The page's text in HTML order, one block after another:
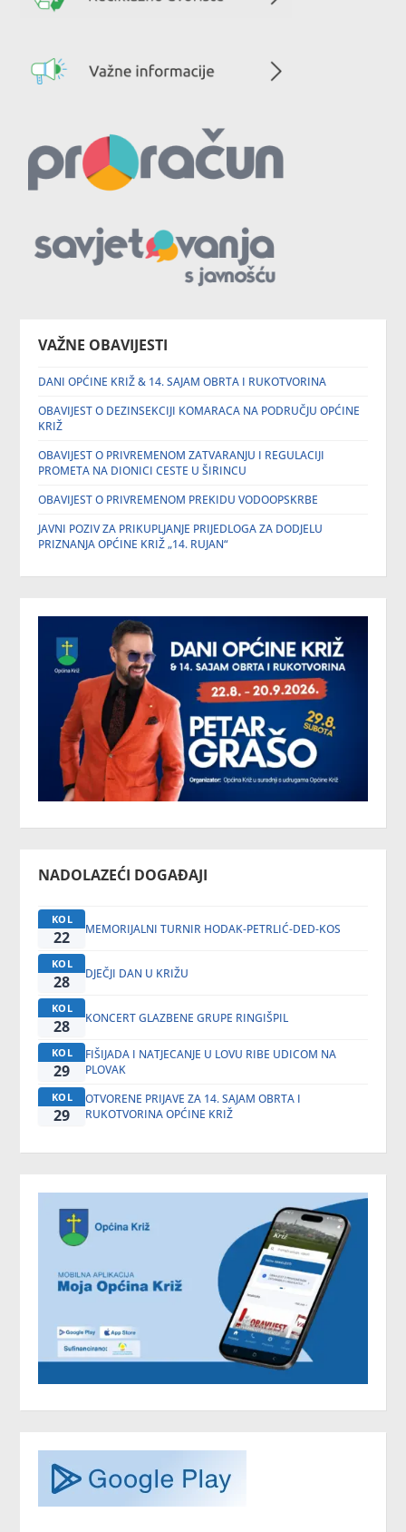
VAŽNE OBAVIJESTI
DANI OPĆINE KRIŽ & 14. SAJAM OBRTA I RUKOTVORINA
OBAVIJEST O DEZINSEKCIJI KOMARACA NA PODRUČJU OPĆINE
KRIŽ
OBAVIJEST O PRIVREMENOM ZATVARANJU I REGULACIJI
PROMETA NA DIONICI CESTE U ŠIRINCU
OBAVIJEST O PRIVREMENOM PREKIDU VODOOPSKRBE
JAVNI POZIV ZA PRIKUPLJANJE PRIJEDLOGA ZA DODJELU
PRIZNANJA OPĆINE KRIŽ „14. RUJAN“
NADOLAZEĆI DOGAĐAJI
KOL
22 MEMORIJALNI TURNIR HODAK-PETRLIĆ-DED-KOS
KOL
28 DJEČJI DAN U KRIŽU
KOL
28 KONCERT GLAZBENE GRUPE RINGIŠPIL
KOL
29
FIŠIJADA I NATJECANJE U LOVU RIBE UDICOM NA
PLOVAK
KOL
29
OTVORENE PRIJAVE ZA 14. SAJAM OBRTA I
RUKOTVORINA OPĆINE KRIŽ